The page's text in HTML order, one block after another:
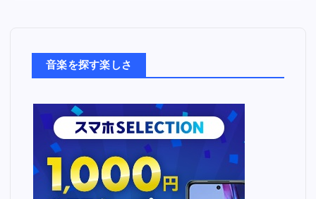
音楽を探す楽しさ